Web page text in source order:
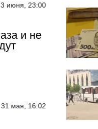
3 июня, 23:00
и не
31 мая, 16:02